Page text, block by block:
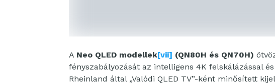
A Neo QLED modellek[vii] (QN80H és QN70H)
fényszabályozását az intelligens 4K felskálázással
Rheinland által „Valódi QLED TV”-ként minősített